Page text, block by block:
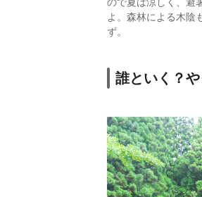
よ。森林による木陰
ず。
誰といく？